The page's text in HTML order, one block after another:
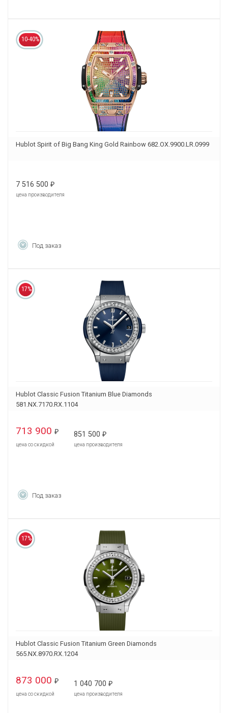
10-40%
Hublot Spirit of Big Bang King Gold Rainbow 682.OX.9900.LR.0999
7 516 500 ₽
цена производителя
Под заказ
17%
Hublot Classic Fusion Titanium Blue Diamonds
581.NX.7170.RX.1104
713 900 ₽
цена со скидкой
851 500 ₽
цена производителя
Под заказ
17%
Hublot Classic Fusion Titanium Green Diamonds
565.NX.8970.RX.1204
873 000 ₽
цена со скидкой
1 040 700 ₽
цена производителя